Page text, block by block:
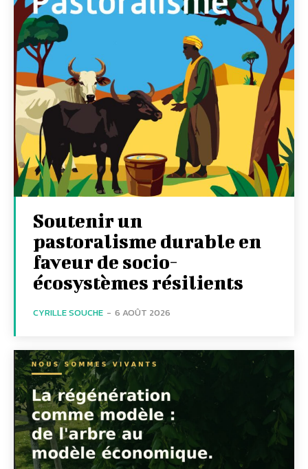
Soutenir un
pastoralisme durable en
faveur de socio-
écosystèmes résilients
CYRILLE SOUCHE - 6 AOÛT 2026